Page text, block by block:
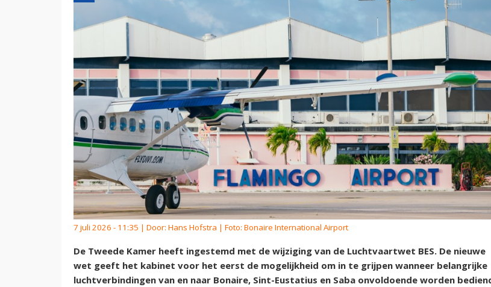
7 juli 2026 - 11:35 | Door: Hans Hofstra | Foto: Bonaire International Airport
De Tweede Kamer heeft ingestemd met de wijziging van de Luchtvaartwet BES. De nieuwe
wet geeft het kabinet voor het eerst de mogelijkheid om in te grijpen wanneer belangrijke
luchtverbindingen van en naar Bonaire, Sint-Eustatius en Saba onvoldoende worden